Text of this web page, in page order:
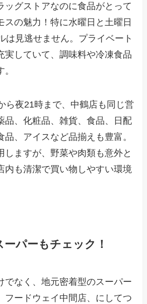
ッグストアなのに食品がとって
スの魅力！特に水曜日と土曜日
は見逃せません。プライベート
実していて、調味料や冷凍食品
ら夜21時まで、中鶴店も同じ営
品、化粧品、雑貨、食品、日配
品、アイスなど品揃えも豊富。
しますが、野菜や肉類も意外と
内も清潔で買い物しやすい環境
パーもチェック！
でなく、地元密着型のスーパー
フードウェイ中間店、にしてつ